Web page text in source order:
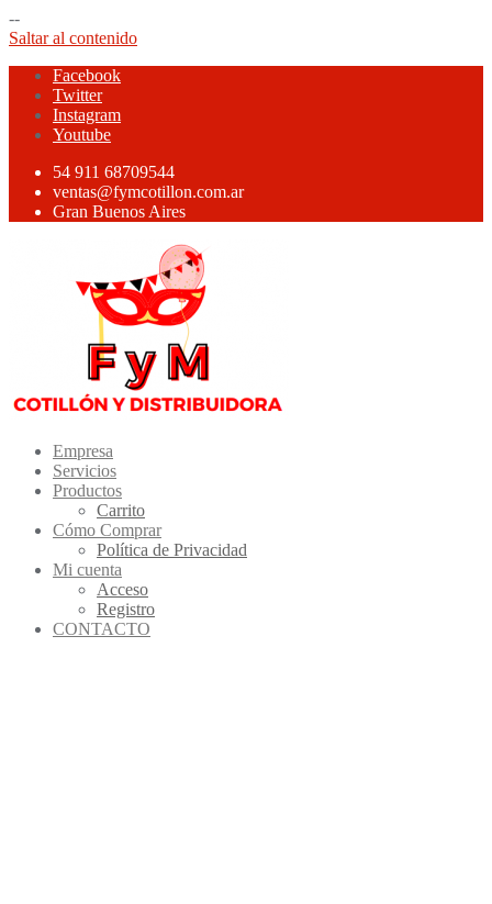
--
Saltar al contenido
Facebook
Twitter
Instagram
Youtube
54 911 68709544
ventas@fymcotillon.com.ar
Gran Buenos Aires
Empresa
Servicios
Productos
Carrito
Cómo Comprar
Política de Privacidad
Mi cuenta
Acceso
Registro
CONTACTO